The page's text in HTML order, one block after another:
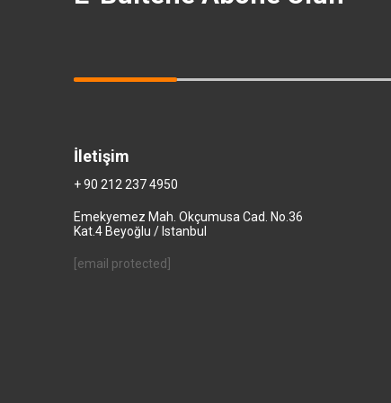
İletişim
+ 90 212 237 4950
Emekyemez Mah. Okçumusa Cad. No.36
Kat.4 Beyoğlu / Istanbul
[email protected]